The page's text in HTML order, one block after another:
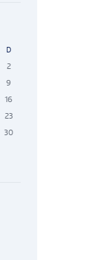
D
2
9
16
23
30